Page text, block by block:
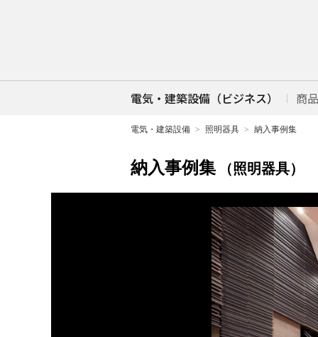
電気・建築設備（ビジネス） 商
電気・建築設備 照明器具 納入事例集
納入事例集 （照明器具）